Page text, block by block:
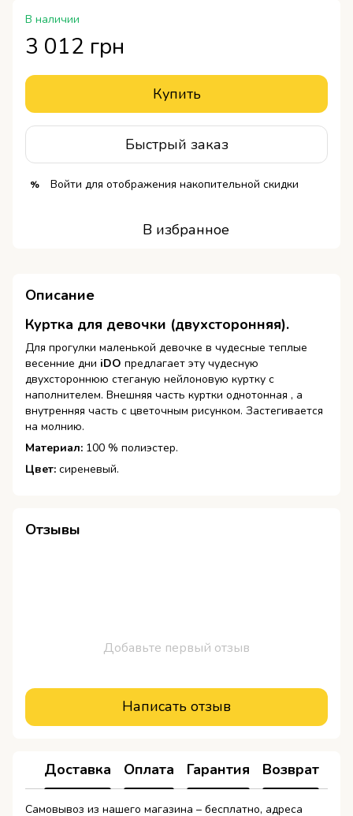
В наличии
3 012 грн
Купить
Быстрый заказ
% Войти для отображения накопительной скидки
В избранное
Описание
Куртка для девочки (двухсторонняя).
Для прогулки маленькой девочке в чудесные теплые
весенние дни iDO предлагает эту чудесную
двухстороннюю стеганую нейлоновую куртку с
наполнителем. Внешняя часть куртки однотонная , а
внутренняя часть с цветочным рисунком. Застегивается
на молнию.
Материал: 100 % полиэстер.
Цвет: сиреневый.
Отзывы
Добавьте первый отзыв
Написать отзыв
Доставка Оплата Гарантия Возврат
Самовывоз из нашего магазина – бесплатно, адреса